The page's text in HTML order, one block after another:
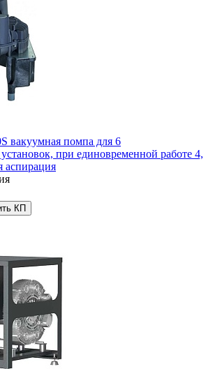
вакуумная помпа для 6
при единовременной работе 4,
аспирация
КП